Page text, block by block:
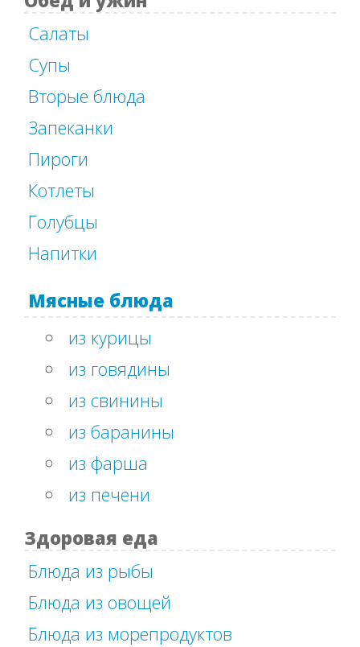
Салаты
Супы
Вторые блюда
Запеканки
Пироги
Котлеты
Голубцы
Напитки
Мясные блюда
из курицы
из говядины
из свинины
из баранины
из фарша
из печени
Здоровая еда
Блюда из рыбы
Блюда из овощей
Блюда из морепродуктов